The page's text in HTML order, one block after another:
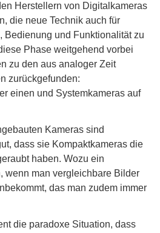
Herstellern von Digitalkameras
die neue Technik auch für
Bedienung und Funktionalität zu
Phase weitgehend vorbei
zu den aus analoger Zeit
zurückgefunden:
einen und Systemkameras auf
Kameras sind
dass sie Kompaktkameras die
haben. Wozu ein
wenn man vergleichbare Bilder
das man zudem immer
die paradoxe Situation, dass